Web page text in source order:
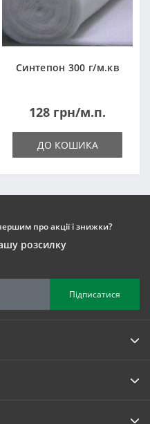
Синтепон 300 г/м.кв
128 грн/м.п.
ДО КОШИКА
про акції і знижки?
розсилку
Підписатися